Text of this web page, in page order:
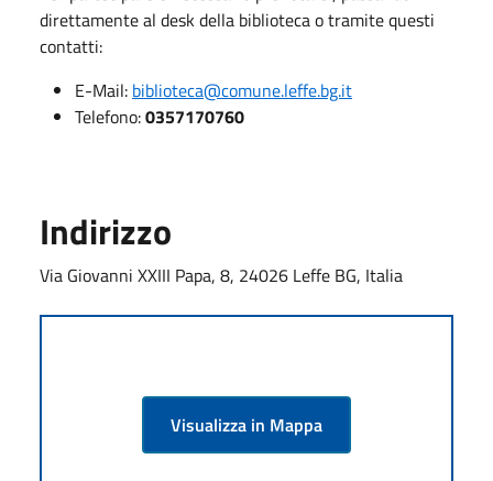
direttamente al desk della biblioteca o tramite questi
contatti:
E-Mail: biblioteca@comune.leffe.bg.it
Telefono:0357170760
Indirizzo
Via Giovanni XXIII Papa, 8, 24026 Leffe BG, Italia
Visualizza in Mappa